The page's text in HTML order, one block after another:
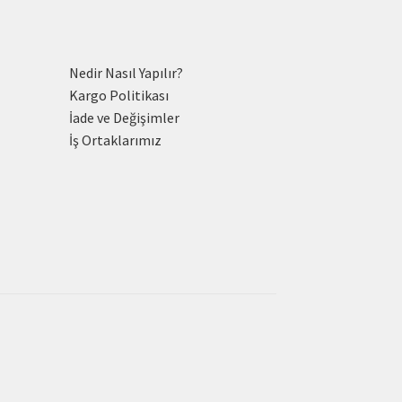
Nedir Nasıl Yapılır?
Kargo Politikası
İade ve Değişimler
İş Ortaklarımız